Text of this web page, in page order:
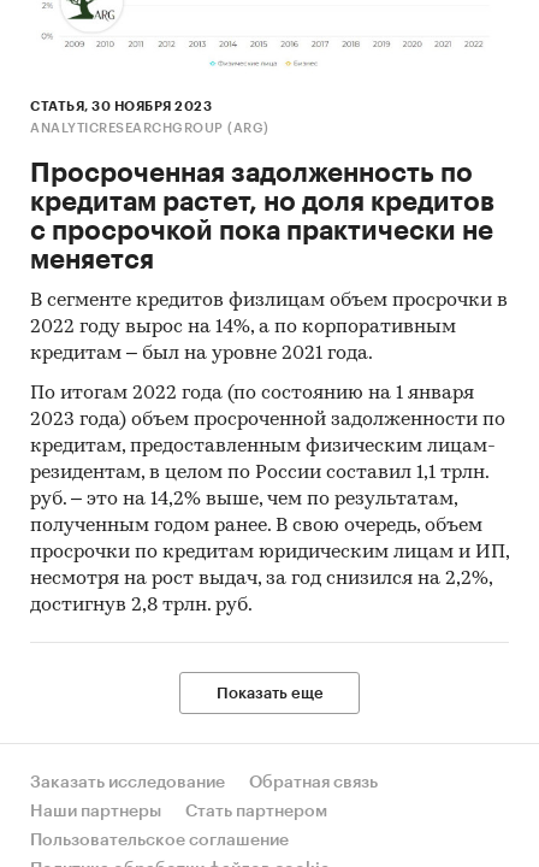
СТАТЬЯ, 30 НОЯБРЯ 2023
ANALYTICRESEARCHGROUP (ARG)
Просроченная задолженность по
кредитам растет, но доля кредитов
с просрочкой пока практически не
меняется
В сегменте кредитов физлицам объем просрочки в
2022 году вырос на 14%, а по корпоративным
кредитам – был на уровне 2021 года.
По итогам 2022 года (по состоянию на 1 января
2023 года) объем просроченной задолженности по
кредитам, предоставленным физическим лицам-
резидентам, в целом по России составил 1,1 трлн.
руб. – это на 14,2% выше, чем по результатам,
полученным годом ранее. В свою очередь, объем
просрочки по кредитам юридическим лицам и ИП,
несмотря на рост выдач, за год снизился на 2,2%,
достигнув 2,8 трлн. руб.
Показать еще
Заказать исследование
Обратная связь
Наши партнеры
Стать партнером
Пользовательское соглашение